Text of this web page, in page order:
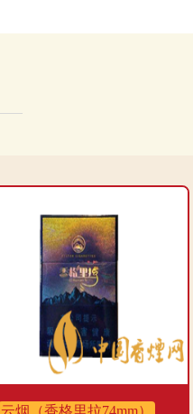
云烟（香格里拉74mm）